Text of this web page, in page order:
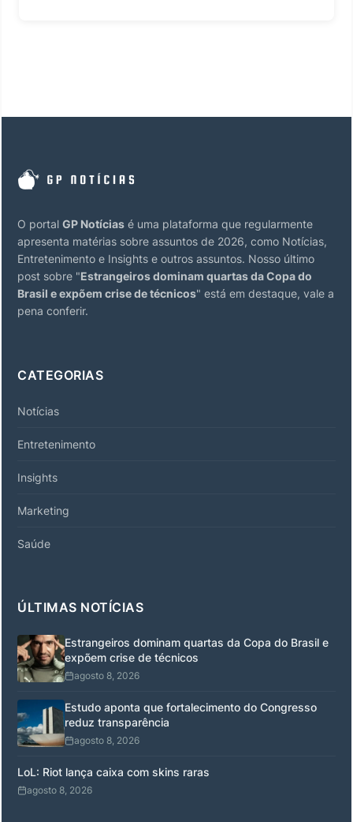
O portal GP Notícias é uma plataforma que regularmente
apresenta matérias sobre assuntos de 2026, como Notícias,
Entretenimento e Insights e outros assuntos. Nosso último
post sobre "Estrangeiros dominam quartas da Copa do
Brasil e expõem crise de técnicos" está em destaque, vale a
pena conferir.
CATEGORIAS
Notícias
Entretenimento
Insights
Marketing
Saúde
ÚLTIMAS NOTÍCIAS
Estrangeiros dominam quartas da Copa do Brasil e
expõem crise de técnicos
agosto 8, 2026
Estudo aponta que fortalecimento do Congresso
reduz transparência
agosto 8, 2026
LoL: Riot lança caixa com skins raras
agosto 8, 2026